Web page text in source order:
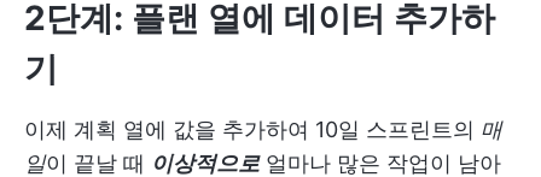
2단계: 플랜 열에 데이터 추가하
기
이제 계획 열에 값을 추가하여 10일 스프린트의 매
일이 끝날 때 이상적으로얼마나 많은 작업이 남아